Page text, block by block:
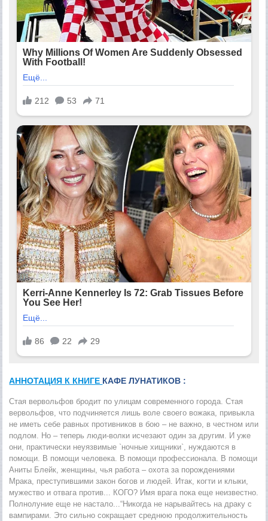
АННОТАЦИЯ К КНИГЕ КАФЕ ЛУНАТИКОВ :
Стая вервольфов бродит по улицам современного города. Стая
вервольфов, что подчиняется лишь воле своего вожака, привыкла
не иметь себе равных противников в бою – не важно, в честном или
подлом. Но – теперь люди-волки исчезают один за другим. И уже
они, практически неуязвимые `ночные хищники`, нуждаются в
помощи. В помощи человека. В помощи профессионала. В помощи
Аниты Блейк, женщины, чья работа – охота за порождениями
Мрака, преступившими закон богов и людей. Итак, когти и клыки,
мужество и отвага против... КОГО? Имя врага пока еще неизвестно.
Полнолуние еще не настало...“Никогда не нарывайтесь на драку с
вампирами. Это сильно сокращает среднюю продолжительность